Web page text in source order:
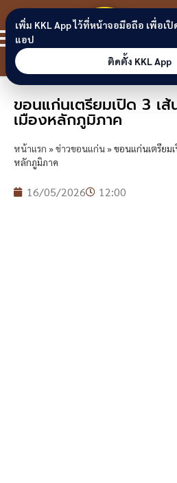
Skip to content
ข
ขอนแก่นเตรียมเปิด 3 เ
เมืองหลักภูมิภาค
หน้าแรก »ข่าวขอนแก่น»ขอนแก่นเตรียม
หลักภูมิภาค
16/05/2026 12:00
เพิ่ม KKL App ไว้ที่หน้าจอมือถือ เพื่อเปิ
แอป
ติดตั้ง KKL App